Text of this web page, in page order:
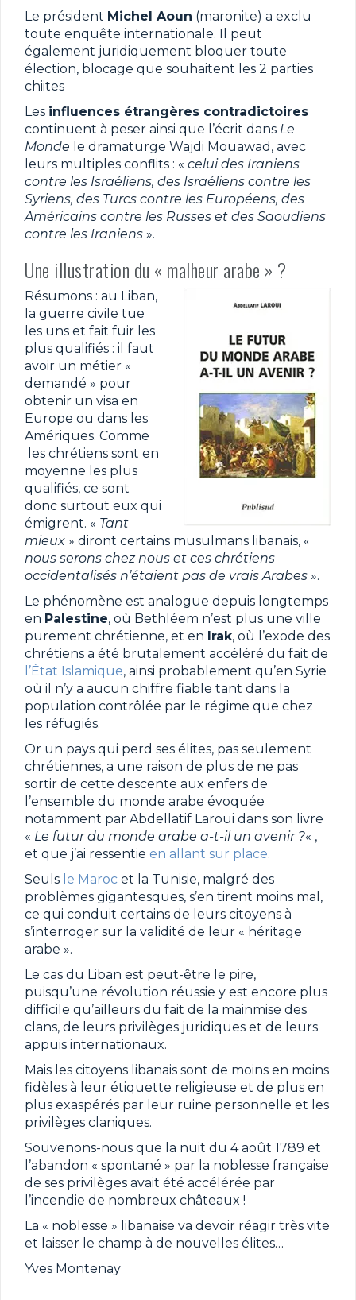
Le président Michel Aoun (maronite) a exclu
toute enquête internationale. Il peut
également juridiquement bloquer toute
élection, blocage que souhaitent les 2 parties
chiites
Les influences étrangères contradictoires
continuent à peser ainsi que l’écrit dans Le
Monde le dramaturge Wajdi Mouawad, avec
leurs multiples conflits : « celui des Iraniens
contre les Israéliens, des Israéliens contre les
Syriens, des Turcs contre les Européens, des
Américains contre les Russes et des Saoudiens
contre les Iraniens ».
Une illustration du « malheur arabe » ?
Résumons : au Liban,
la guerre civile tue
les uns et fait fuir les
plus qualifiés : il faut
avoir un métier «
demandé » pour
obtenir un visa en
Europe ou dans les
Amériques. Comme
les chrétiens sont en
moyenne les plus
qualifiés, ce sont
donc surtout eux qui
émigrent. « Tant
mieux » diront certains musulmans libanais, «
nous serons chez nous et ces chrétiens
occidentalisés n’étaient pas de vrais Arabes ».
Le phénomène est analogue depuis longtemps
en Palestine, où Bethléem n’est plus une ville
purement chrétienne, et en Irak, où l’exode des
chrétiens a été brutalement accéléré du fait de
l’État Islamique, ainsi probablement qu’en Syrie
où il n’y a aucun chiffre fiable tant dans la
population contrôlée par le régime que chez
les réfugiés.
Or un pays qui perd ses élites, pas seulement
chrétiennes, a une raison de plus de ne pas
sortir de cette descente aux enfers de
l’ensemble du monde arabe évoquée
notamment par Abdellatif Laroui dans son livre
« Le futur du monde arabe a-t-il un avenir ?« ,
et que j’ai ressentie en allant sur place.
Seuls le Maroc et la Tunisie, malgré des
problèmes gigantesques, s’en tirent moins mal,
ce qui conduit certains de leurs citoyens à
s’interroger sur la validité de leur « héritage
arabe ».
Le cas du Liban est peut-être le pire,
puisqu’une révolution réussie y est encore plus
difficile qu’ailleurs du fait de la mainmise des
clans, de leurs privilèges juridiques et de leurs
appuis internationaux.
Mais les citoyens libanais sont de moins en moins
fidèles à leur étiquette religieuse et de plus en
plus exaspérés par leur ruine personnelle et les
privilèges claniques.
Souvenons-nous que la nuit du 4 août 1789 et
l’abandon « spontané » par la noblesse française
de ses privilèges avait été accélérée par
l’incendie de nombreux châteaux !
La « noblesse » libanaise va devoir réagir très vite
et laisser le champ à de nouvelles élites…
Yves Montenay